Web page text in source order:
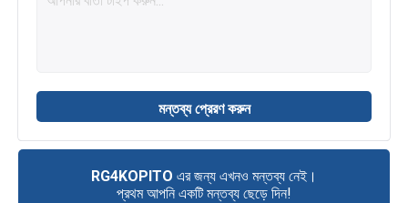
RG4KOPITO এর জন্য এখনও মন্তব্য নেই।
প্রথম আপনি একটি মন্তব্য ছেড়ে দিন!